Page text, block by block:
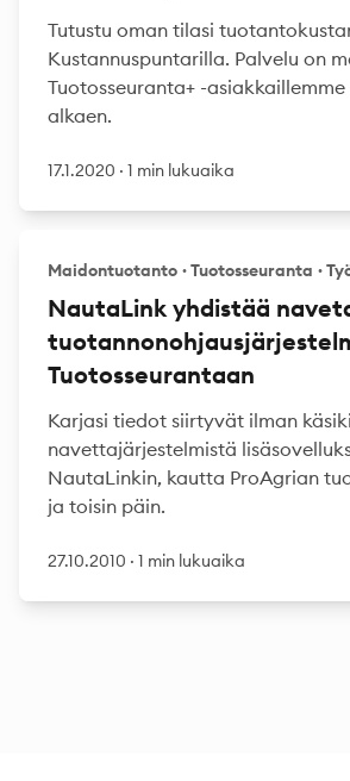
Tutustu oman tilasi
Kustannuspuntarilla. Palvelu on
Tuotosseuranta+ -asiakkaillemme
alkaen.
17.1.2020 · 1 min lukuaika
Maidontuotanto ·Tuotosseuranta ·
NautaLink yhdistää
Tuotosseurantaan
Karjasi tiedot siirtyvät ilman
navettajärjestelmistä
NautaLinkin, kautta ProAgrian
ja toisin päin.
27.10.2010 · 1 min lukuaika